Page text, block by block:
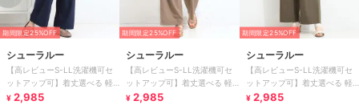
期間限定25%OFF
シューラルー
【高レビューS-LL洗濯機可セ
ットアップ可】着丈選べる 軽
凛(かろりん) ひんやりフラップ
¥ 2,985
期間限定25%OFF
シューラルー
【高レビューS-LL洗濯機可セ
ットアップ可】着丈選べる 軽
凛(かろりん) ひんやりフラップ
¥ 2,985
期間限定25%OFF
シューラルー
【高レビューS-LL洗濯機可セ
ットアップ可】着丈選べる 軽
凛(かろりん) ひんやりフラップ
¥ 2,985